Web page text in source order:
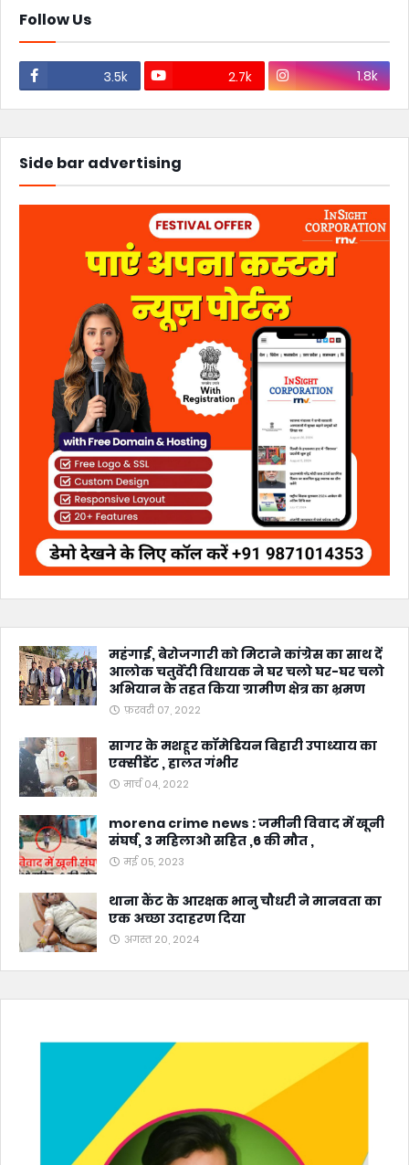
Follow Us
3.5k 2.7k 1.8k
Side bar advertising
महंगाई, बेरोजगारी को मिटाने कांग्रेस का साथ दें
आलोक चतुर्वेदी विधायक ने घर चलो घर-घर चलो
अभियान के तहत किया ग्रामीण क्षेत्र का भ्रमण
फ़रवरी 07, 2022
सागर के मशहूर कॉमेडियन बिहारी उपाध्याय का
एक्सीडेंट , हालत गंभीर
मार्च 04, 2022
morena crime news : जमीनी विवाद में खूनी
संघर्ष, 3 महिलाओ सहित ,6 की मौत ,
मई 05, 2023
थाना कैंट के आरक्षक भानु चौधरी ने मानवता का
एक अच्छा उदाहरण दिया
अगस्त 20, 2024